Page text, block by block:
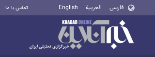
فارسی العربية English تماس با ما